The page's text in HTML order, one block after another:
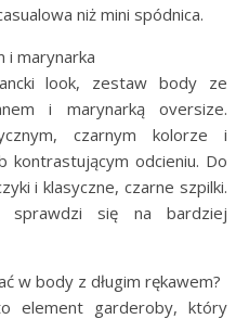
niż mini spódnica.
i marynarka
look, zestaw body ze
i marynarką oversize.
czarnym kolorze i
kontrastującym odcieniu. Do
i klasyczne, czarne szpilki.
sprawdzi się na bardziej
w body z długim rękawem?
element garderoby, który